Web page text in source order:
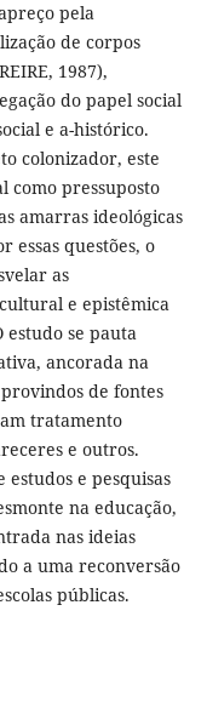
pela
de corpos
1987),
do papel social
e a-histórico.
colonizador, este
como pressuposto
amarras ideológicas
essas questões, o
as
e epistêmica
estudo se pauta
ancorada na
de fontes
tratamento
e outros.
e pesquisas
na educação,
nas ideias
a uma reconversão
públicas.